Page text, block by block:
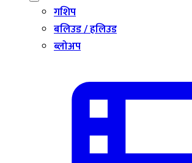
गशिप
बलिउड / हलिउड
ब्लोअप